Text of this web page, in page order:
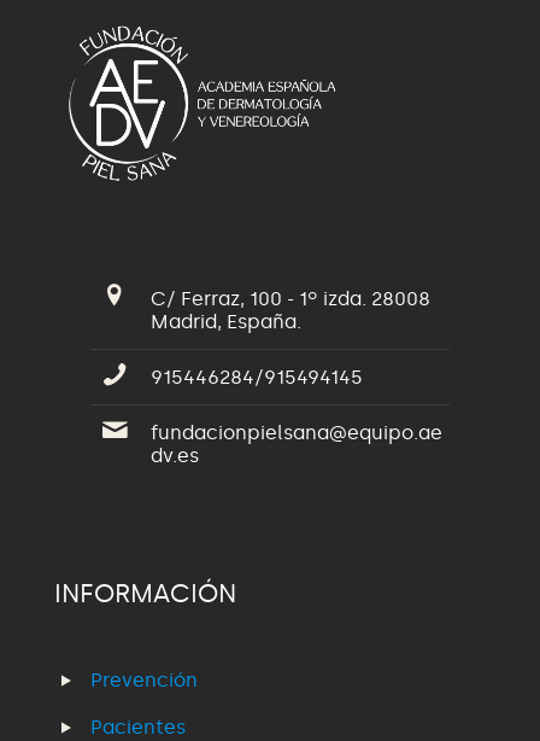
C/ Ferraz, 100 - 1º izda. 28008
Madrid, España.
915446284/915494145
fundacionpielsana@equipo.ae
dv.es
INFORMACIÓN
Prevención
Pacientes